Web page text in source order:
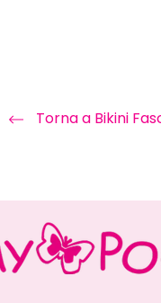
Torna a Bikini